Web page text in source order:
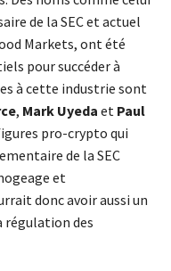
de la SEC et actuel
Markets, ont été
pour succéder à
à cette industrie sont
, Mark Uyeda et Paul
pro-crypto qui
de la SEC
et
donc avoir aussi un
régulation des